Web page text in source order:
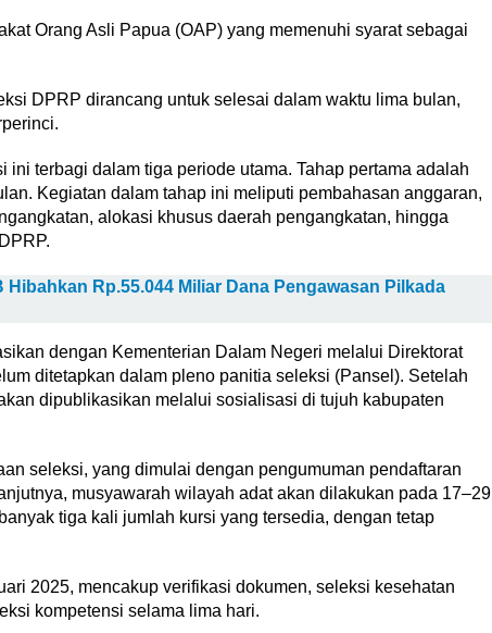
Orang Asli Papua (OAP) yang memenuhi syarat sebagai
DPRP dirancang untuk selesai dalam waktu lima bulan,
terbagi dalam tiga periode utama. Tahap pertama adalah
Kegiatan dalam tahap ini meliputi pembahasan anggaran,
alokasi khusus daerah pengangkatan, hingga
Hibahkan Rp.55.044 Miliar Dana Pengawasan Pilkada
dengan Kementerian Dalam Negeri melalui Direktorat
ditetapkan dalam pleno panitia seleksi (Pansel). Setelah
dipublikasikan melalui sosialisasi di tujuh kabupaten
seleksi, yang dimulai dengan pengumuman pendaftaran
musyawarah wilayah adat akan dilakukan pada 17–29
tiga kali jumlah kursi yang tersedia, dengan tetap
2025, mencakup verifikasi dokumen, seleksi kesehatan
kompetensi selama lima hari.